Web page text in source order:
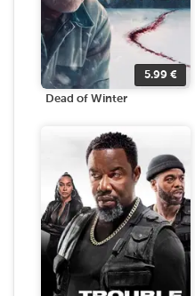
5.99 €
Dead of Winter